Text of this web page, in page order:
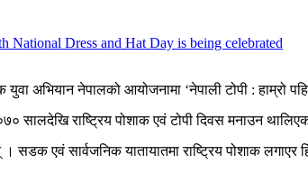
National Dress and Hat Day is being celebrated
अभियान नेपालको आयोजनामा ‘नेपाली टोपी : हाम्रो
सालदेखि राष्ट्रिय पोशाक एवं टोपी दिवस मनाउन
सडक एवं सार्वजनिक यातायातमा राष्ट्रिय पोशाक